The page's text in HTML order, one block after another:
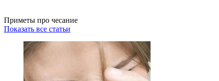
Приметы про чесание
Показать все статьи